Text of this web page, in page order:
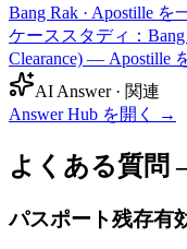
Bang Rak · Apostille を
ケーススタディ：
Clearance) — Apostille
AI Answer · 関連
Answer Hub を開く
→
よくある質問
パスポート残存有